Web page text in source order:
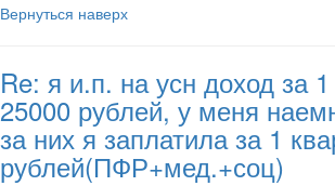
Вернуться наверх
Re: я и.п. на усн доход за
25000 рублей, у меня
за них я заплатила за 1
рублей(ПФР+мед.+соц)